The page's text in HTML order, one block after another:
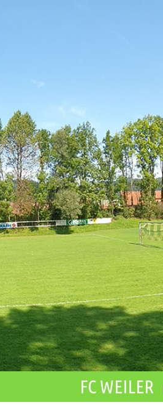
FC WEILER